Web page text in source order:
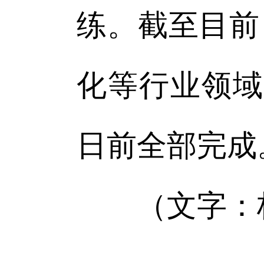
练。截至目
化等行业领
日前全部完
（文字：